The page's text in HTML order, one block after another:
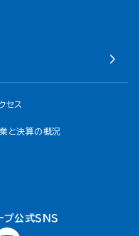
セス
と決算の概況
公式ＳＮＳ